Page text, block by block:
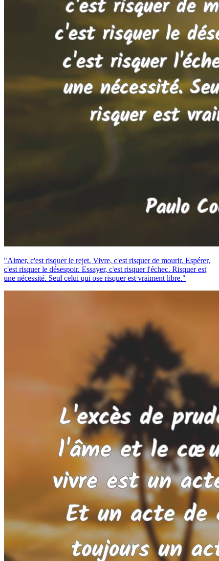
"Aimer, c'est risquer le rejet. Vivre, c'est risquer de mourir. Espérer,
c'est risquer le désespoir. Essayer, c'est risquer l'échec. Risquer est
une nécessité. Seul celui qui ose risquer est vraiment libre."